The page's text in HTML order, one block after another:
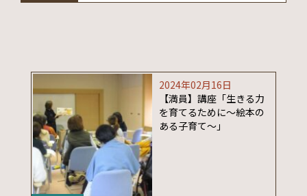
2024年02月16日
【満員】講座「生きる力
を育てるために～絵本の
ある子育て～」